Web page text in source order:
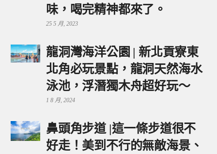
味，喝完精神都來了。
25 5 月, 2023
龍洞灣海洋公園 | 新北貢寮東
北角必玩景點，龍洞天然海水
泳池，浮潛獨木舟超好玩～
1 8 月, 2024
鼻頭角步道 |這一條步道很不
好走！美到不行的無敵海景、